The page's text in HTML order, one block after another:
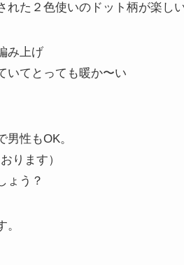
た２色使いのドット柄が楽しい
み上げ
いてとっても暖か〜い
性もOK。
ります）
ょう？